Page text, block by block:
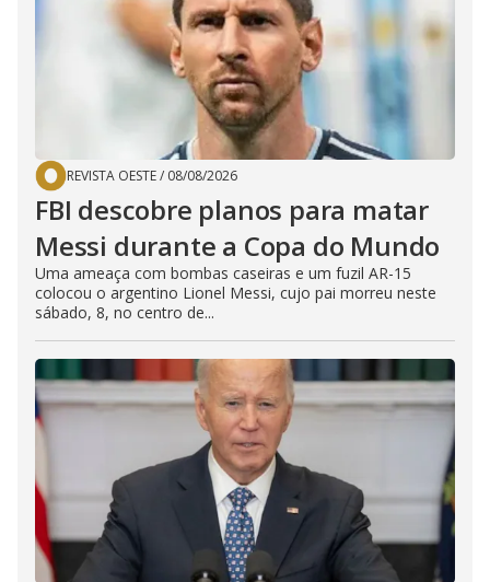
REVISTA OESTE/ 08/08/2026
FBI descobre planos para matar
Messi durante a Copa do Mundo
Uma ameaça com bombas caseiras e um fuzil AR-15
colocou o argentino Lionel Messi, cujo pai morreu neste
sábado, 8, no centro de...